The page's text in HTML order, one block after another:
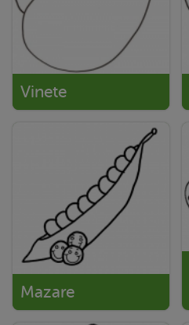
Vinete
Mazare